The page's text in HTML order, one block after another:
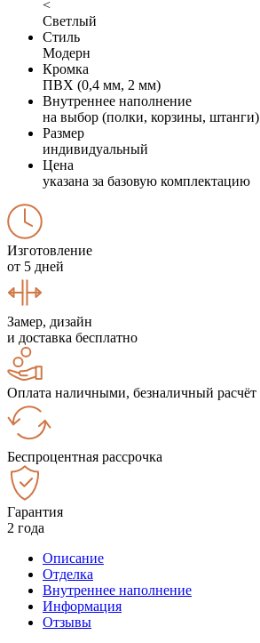
<
Светлый
Стиль
Модерн
Кромка
ПВХ (0,4 мм, 2 мм)
Внутреннее наполнение
на выбор (полки, корзины, штанги)
Размер
индивидуальный
Цена
указана за базовую комплектацию
Изготовление
от 5 дней
Замер, дизайн
и доставка бесплатно
Оплата наличными, безналичный расчёт
Беспроцентная рассрочка
Гарантия
2 года
Описание
Отделка
Внутреннее наполнение
Информация
Отзывы